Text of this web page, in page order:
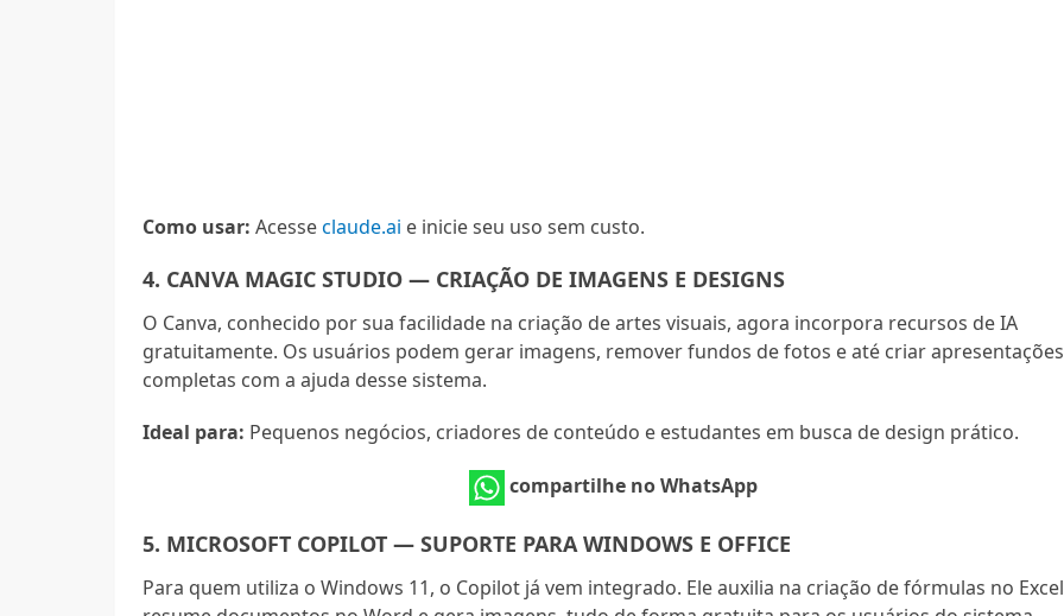
Como usar: Acesseclaude.ai e inicie seu uso sem custo.
4. CANVA MAGIC STUDIO — CRIAÇÃO DE IMAGENS E DESIGNS
O Canva, conhecido por sua facilidade na criação de artes visuais, agora incorpora recursos de IA
gratuitamente. Os usuários podem gerar imagens, remover fundos de fotos e até criar apresentações
completas com a ajuda desse sistema.
Ideal para: Pequenos negócios, criadores de conteúdo e estudantes em busca de design prático.
compartilhe no WhatsApp
5. MICROSOFT COPILOT — SUPORTE PARA WINDOWS E OFFICE
Para quem utiliza o Windows 11, o Copilot já vem integrado. Ele auxilia na criação de fórmulas no